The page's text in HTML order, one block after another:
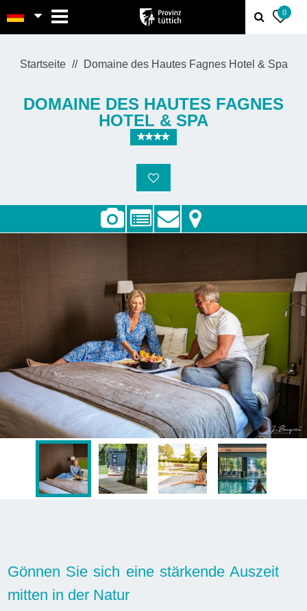
0
Startseite Domaine des Hautes Fagnes Hotel & Spa
DOMAINE DES HAUTES FAGNES
HOTEL & SPA
Gönnen Sie sich eine stärkende Auszeit
mitten in der Natur